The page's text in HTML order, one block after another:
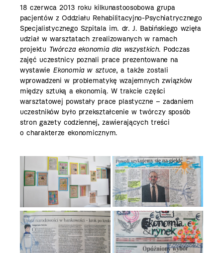
18 czerwca 2013 roku kilkunastoosobowa grupa
pacjentów z Oddziału Rehabilitacyjno-Psychiatrycznego
Specjalistycznego Szpitala im. dr. J. Babińskiego wzięła
udział w warsztatach zrealizowanych w ramach
projektu Twórcza ekonomia dla wszystkich. Podczas
zajęć uczestnicy poznali prace prezentowane na
wystawie Ekonomia w sztuce, a także zostali
wprowadzeni w problematykę wzajemnych związków
między sztuką a ekonomią. W trakcie części
warsztatowej powstały prace plastyczne – zadaniem
uczestników było przekształcenie w twórczy sposób
stron gazety codziennej, zawierających treści
o charakterze ekonomicznym.